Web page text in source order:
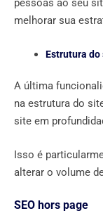
pessoas ao seu
melhorar sua
Estrutura do
A última
na estrutura do
site em
Isso é
alterar o volume
SEO hors page